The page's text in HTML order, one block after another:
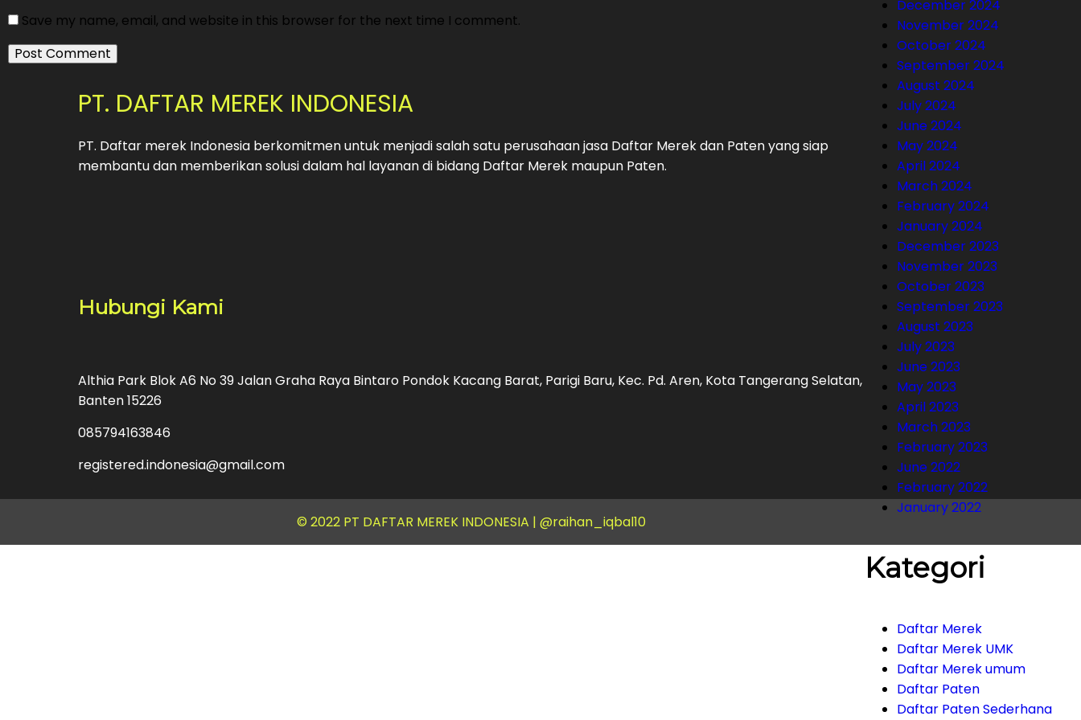
Save my name, email, and website in this browser for the next time I comment.
December 2024
November 2024
October 2024
September 2024
August 2024
July 2024
June 2024
May 2024
April 2024
March 2024
February 2024
January 2024
December 2023
November 2023
October 2023
September 2023
August 2023
July 2023
June 2023
May 2023
April 2023
March 2023
February 2023
June 2022
February 2022
January 2022
Kategori
Daftar Merek
Daftar Merek UMK
Daftar Merek umum
Daftar Paten
Daftar Paten Sederhana
PT. DAFTAR MEREK INDONESIA
PT. Daftar merek Indonesia berkomitmen untuk menjadi salah satu perusahaan jasa Daftar Merek dan Paten yang siap
membantu dan memberikan solusi dalam hal layanan di bidang Daftar Merek maupun Paten.
Hubungi Kami
Althia Park Blok A6 No 39 Jalan Graha Raya Bintaro Pondok Kacang Barat, Parigi Baru, Kec. Pd. Aren, Kota Tangerang Selatan,
Banten 15226
085794163846
registered.indonesia@gmail.com
© 2022 PT DAFTAR MEREK INDONESIA |@raihan_iqbal10